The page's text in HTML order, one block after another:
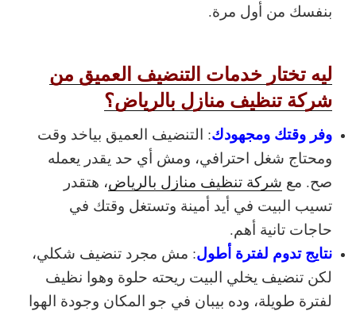
بنفسك من أول مرة.
ليه تختار خدمات التنضيف العميق من
شركة تنظيف منازل بالرياض؟
وفر وقتك ومجهودك: التنضيف العميق بياخد وقت
ومحتاج شغل احترافي، ومش أي حد يقدر يعمله
صح. مع شركة تنظيف منازل بالرياض، هتقدر
تسيب البيت في أيد أمينة وتستغل وقتك في
حاجات تانية أهم.
نتايج تدوم لفترة أطول: مش مجرد تنضيف شكلي،
لكن تنضيف يخلي البيت ريحته حلوة وهوا نظيف
لفترة طويلة، وده بيبان في جو المكان وجودة الهوا